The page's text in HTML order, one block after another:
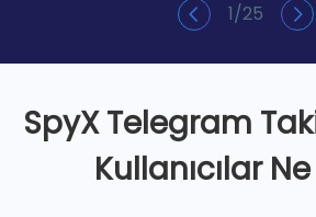
1/25
SpyX Telegram
Kullanıcılar